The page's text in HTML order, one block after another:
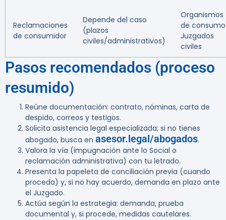
Reclamaciones
de consumidor
Depende del caso
(plazos
civiles/administrativos)
Organismos
de
Juzgados
civiles
Pasos recomendados (proceso
resumido)
Reúne documentación: contrato, nóminas, carta de
despido, correos y testigos.
Solicita asistencia legal especializada; si no tienes
abogado, busca en asesor.legal/abogados.
Valora la vía (impugnación ante lo Social o
reclamación administrativa) con tu letrado.
Presenta la papeleta de conciliación previa (cuando
proceda) y, si no hay acuerdo, demanda en plazo ante
el Juzgado.
Actúa según la estrategia: demanda, prueba
documental y, si procede, medidas cautelares.